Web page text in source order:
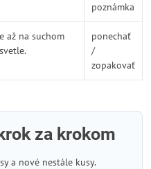
poznámka
až na suchom
ponechať
/
zopakovať
za krokom
a nové nestále kusy.